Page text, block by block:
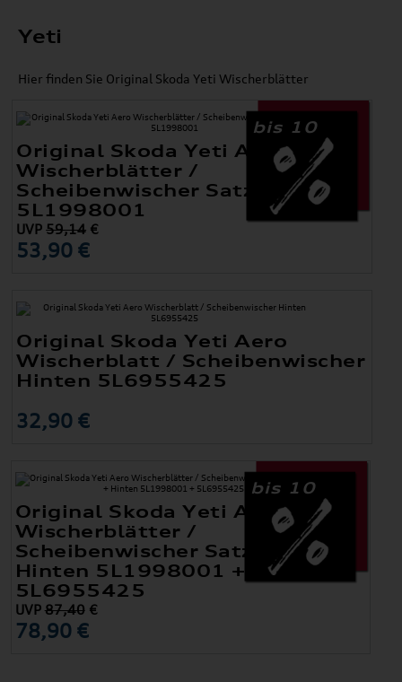
Yeti
Hier finden Sie Original Skoda Yeti Wischerblätter
bis 10
Original Skoda Yeti Aero
Wischerblätter /
Scheibenwischer Satz Vorne
5L1998001
UVP59,14 €
53,90 €
Original Skoda Yeti Aero
Wischerblatt / Scheibenwischer
Hinten 5L6955425
32,90 €
bis 10
Original Skoda Yeti Aero
Wischerblätter /
Scheibenwischer Satz Vorne +
Hinten 5L1998001 +
5L6955425
UVP 87,40€
78,90 €